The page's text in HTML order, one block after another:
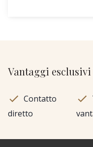
Vantaggi
Contatto
diretto